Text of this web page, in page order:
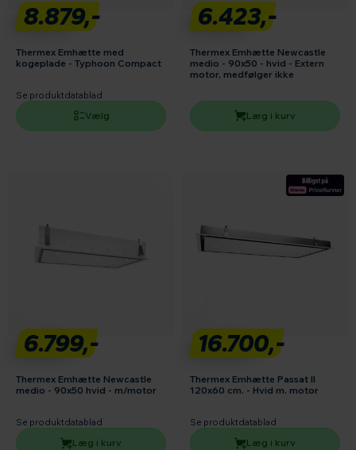
8.879,-
Thermex Emhætte med
kogeplade - Typhoon Compact
Se produktdatablad
Vælg
6.423,-
Thermex Emhætte Newcastle
medio - 90x50 - hvid - Extern
motor, medfølger ikke
Læg i kurv
6.799,-
Thermex Emhætte Newcastle
medio - 90x50 hvid - m/motor
Se produktdatablad
Læg i kurv
16.700,-
Thermex Emhætte Passat II
120x60 cm. - Hvid m. motor
Se produktdatablad
Læg i kurv